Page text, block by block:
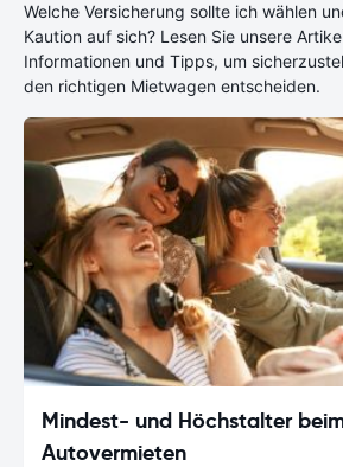
Welche Versicherung sollte ich wählen
Kaution auf sich? Lesen Sie unsere
Informationen und Tipps, um
den richtigen Mietwagen entscheiden.
Mindest- und Höchstalter
Autovermieten